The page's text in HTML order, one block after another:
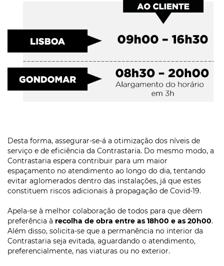
Desta forma, assegurar-se-á a otimização dos níveis de
serviço e de eficiência da Contrastaria. Do mesmo modo, a
Contrastaria espera contribuir para um maior
espaçamento no atendimento ao longo do dia, tentando
evitar aglomerados dentro das instalações, já que estes
constituem riscos adicionais à propagação de Covid-19.
Apela-se à melhor colaboração de todos para que dêem
preferência à recolha de obra entre as 18h00 e as 20h00.
Além disso, solicita-se que a permanência no interior da
Contrastaria seja evitada, aguardando o atendimento,
preferencialmente, nas viaturas ou no exterior.